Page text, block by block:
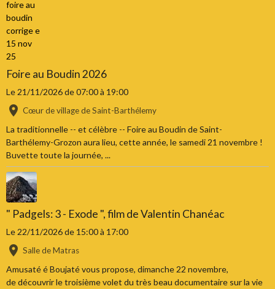
Foire au Boudin 2026
Le 21/11/2026de 07:00à 19:00
Cœur de village de Saint-Barthélemy
La traditionnelle -- et célèbre -- Foire au Boudin de Saint-
Barthélemy-Grozon aura lieu, cette année, le samedi 21 novembre !
Buvette toute la journée, ...
" Padgels: 3 - Exode ", film de Valentin Chanéac
Le 22/11/2026de 15:00à 17:00
Salle de Matras
Amusaté é Boujaté vous propose, dimanche 22 novembre,
de découvrir le troisième volet du très beau documentaire sur la vie